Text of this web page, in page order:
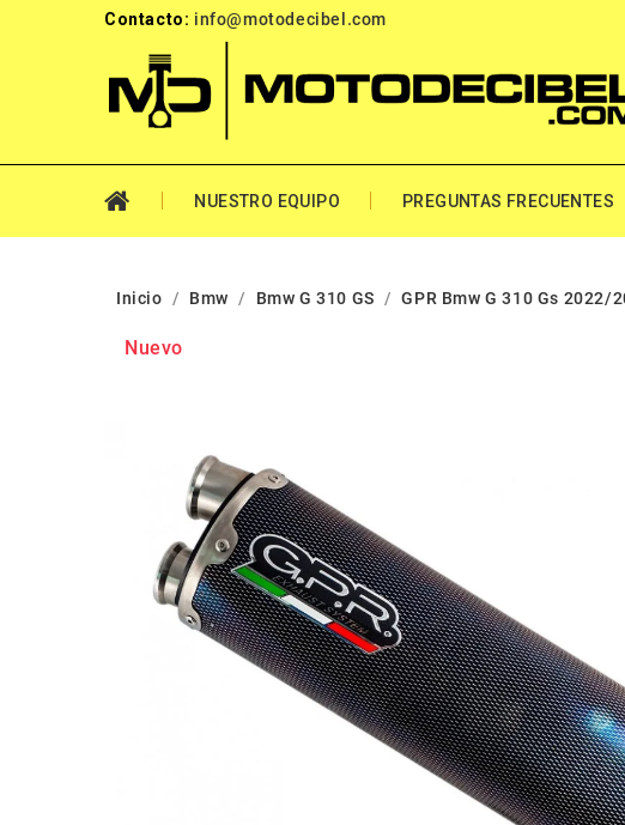
Contacto: info@motodecibel.com
NUESTRO EQUIPO PREGUNTAS FRECUENTES
Inicio Bmw Bmw G 310 GS GPR Bmw G 310 Gs 2022/
Nuevo